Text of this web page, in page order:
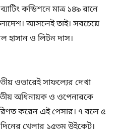
কন্ডিশনে মাত্র ১৪৯ রানে
আসলেই তাই। সবচেয়ে
হাসান ও লিটন দাস।
ওভারেই সাফল্যের দেখা
অধিনায়ক ও ওপেনারকে
করেন এই পেসার। ৭ বলে ৫
খেলার ১৫তম উইকেট।